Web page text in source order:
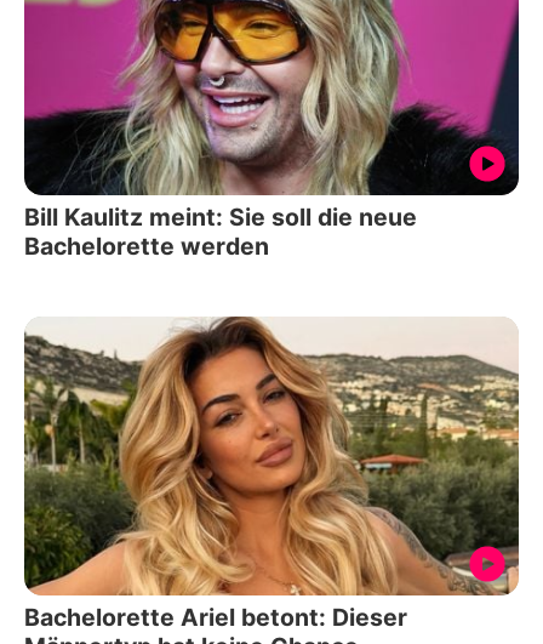
Bill Kaulitz meint: Sie soll die neue
Bachelorette werden
Bachelorette Ariel betont: Dieser